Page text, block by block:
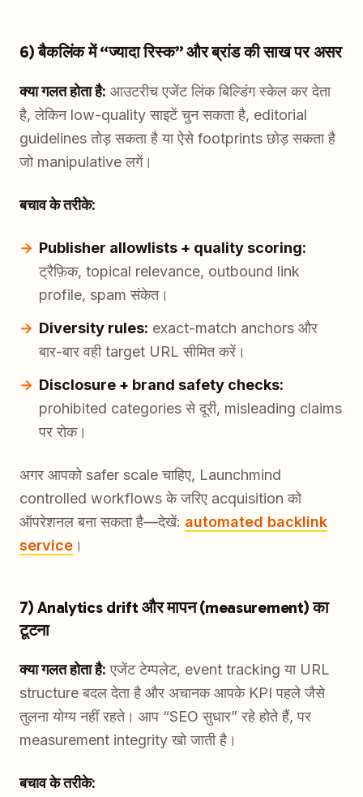
6) बैकलिंक में “ज्यादा रिस्क” और ब्रांड की साख पर असर
क्या गलत होता है: आउटरीच एजेंट लिंक बिल्डिंग स्केल कर देता
है, लेकिन low-quality साइटें चुन सकता है, editorial
guidelines तोड़ सकता है या ऐसे footprints छोड़ सकता है
जो manipulative लगें।
बचाव के तरीके:
Publisher allowlists + quality scoring:
ट्रैफ़िक, topical relevance, outbound link
profile, spam संकेत।
Diversity rules: exact-match anchors और
बार-बार वही target URL सीमित करें।
Disclosure + brand safety checks:
prohibited categories से दूरी, misleading claims
पर रोक।
अगर आपको safer scale चाहिए, Launchmind
controlled workflows के जरिए acquisition को
ऑपरेशनल बना सकता है—देखें: automated backlink
service ।
7) Analytics drift और मापन (measurement) का
टूटना
क्या गलत होता है: एजेंट टेम्पलेट, event tracking या URL
structure बदल देता है और अचानक आपके KPI पहले जैसे
तुलना योग्य नहीं रहते। आप “SEO सुधार” रहे होते हैं, पर
measurement integrity खो जाती है।
बचाव के तरीके: